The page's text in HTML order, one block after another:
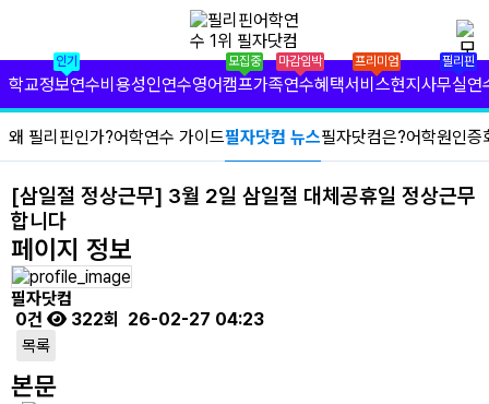
✕
필리핀 학원 정보
필리핀 연수 비용
유형별 필리핀 연수
필자닷컴 프리미엄 서비스
필자닷컴 현지 사무실
인기
학교정보연수비용성인연수
모집중
영어캠프
마감임박
가족연수
프리미엄
혜택서비스
필리핀
현지사무실연
왜 필리핀인가?어학연수 가이드필자닷컴 뉴스필자닷컴은?어학원인증
[삼일절 정상근무] 3월 2일 삼일절 대체공휴일 정상근무
합니다
페이지 정보
필자닷컴
0건
322회 26-02-27 04:23
목록
본문